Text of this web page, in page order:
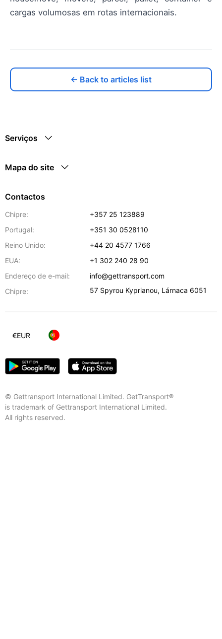
cargas volumosas em rotas internacionais.
← Back to articles list
Serviços
Mapa do site
Contactos
Chipre:
+357 25 123889
Portugal:
+351 30 0528110
Reino Unido:
+44 20 4577 1766
EUA:
+1 302 240 28 90
Endereço de e-mail:
info@gettransport.com
Chipre:
57 Spyrou Kyprianou, Lárnaca 6051
© Gettransport International Limited. GetTransport®
is trademark of Gettransport International Limited.
All rights reserved.
€EUR